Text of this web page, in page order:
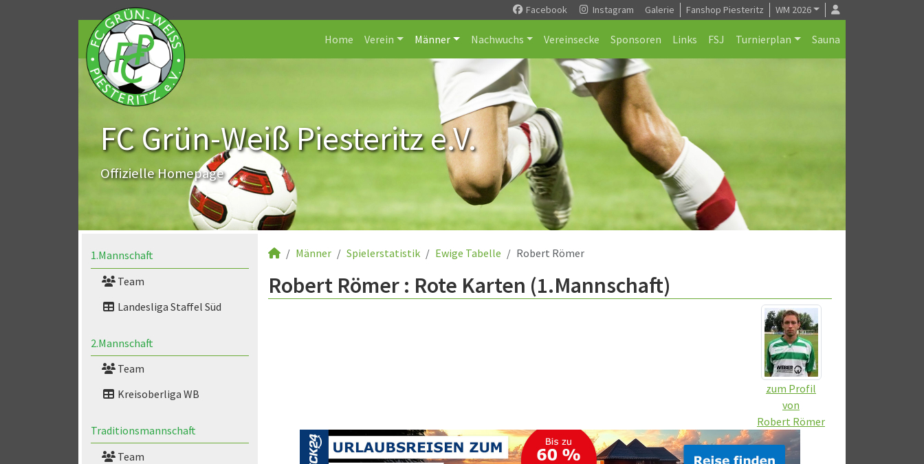
Facebook Instagram Galerie Fanshop Piesteritz WM 2026
Home Verein Männer Nachwuchs Vereinsecke Sponsoren Links FSJ Turnierplan Sauna
FC Grün-Weiß Piesteritz e.V.
Offizielle Homepage
1.Mannschaft
Team
Landesliga Staffel Süd
2.Mannschaft
Team
Kreisoberliga WB
Traditionsmannschaft
Team
Männer Spielerstatistik Ewige Tabelle Robert Römer
Robert Römer : Rote Karten (1.Mannschaft)
zum Profil
von
Robert Römer